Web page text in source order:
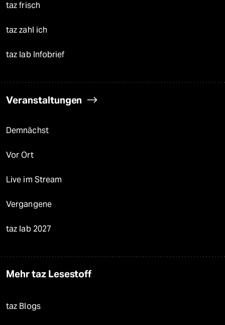
taz frisch
taz zahl ich
taz lab Infobrief
Veranstaltungen
Demnächst
Vor Ort
Live im Stream
Vergangene
taz lab 2027
Mehr taz Lesestoff
taz Blogs